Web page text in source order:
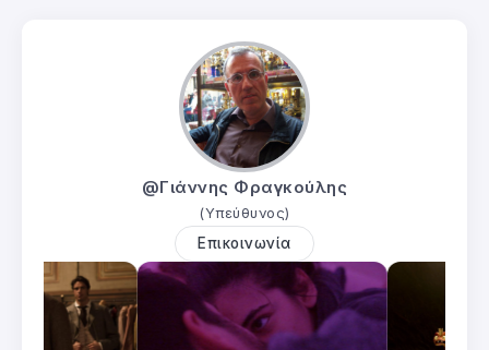
@Γιάννης Φραγκούλης
(Υπεύθυνος)
Επικοινωνία